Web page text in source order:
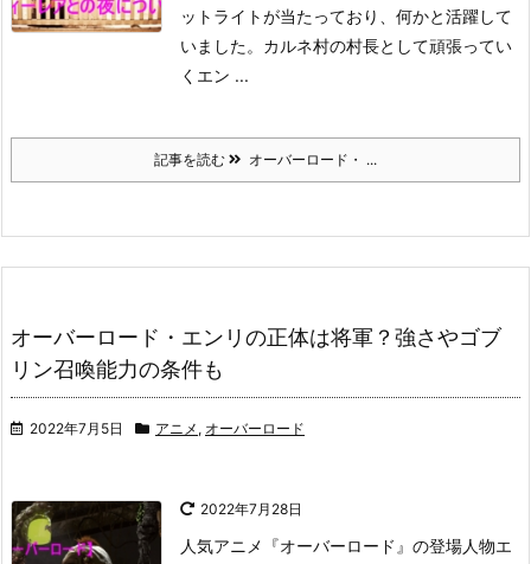
ットライトが当たっており、何かと活躍して
いました。 カルネ村の村長として頑張ってい
くエン ...
記事を読む オーバーロード・ ...
オーバーロード・エンリの正体は将軍？強さやゴブ
リン召喚能力の条件も
2022年7月5日 アニメ , オーバーロード
2022年7月28日
人気アニメ『オーバーロード』の登場人物エ